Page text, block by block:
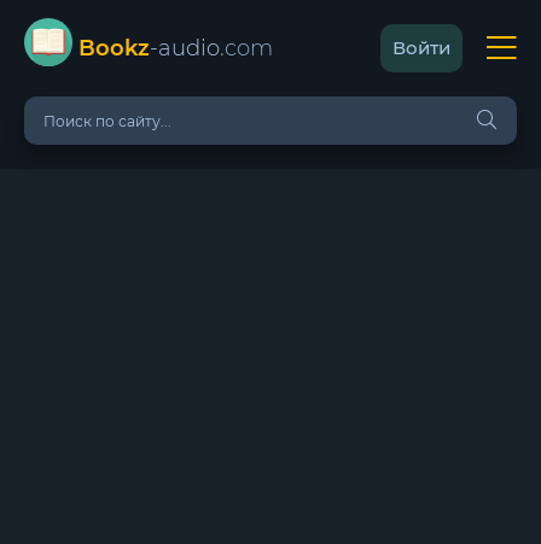
Bookz-audio.com Войти